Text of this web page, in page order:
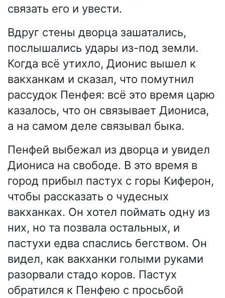
связать его и увести.
Вдруг стены дворца зашатались,
послышались удары из-под земли.
Когда всё утихло, Дионис вышел к
вакханкам и сказал, что помутнил
рассудок Пенфея: всё это время царю
казалось, что он связывает Диониса,
а на самом деле связывал быка.
Пенфей выбежал из дворца и увидел
Диониса на свободе. В это время в
город прибыл пастух с горы Киферон,
чтобы рассказать о чудесных
вакханках. Он хотел поймать одну из
них, но та позвала остальных, и
пастухи едва спаслись бегством. Он
видел, как вакханки голыми руками
разорвали стадо коров. Пастух
обратился к Пенфею с просьбой